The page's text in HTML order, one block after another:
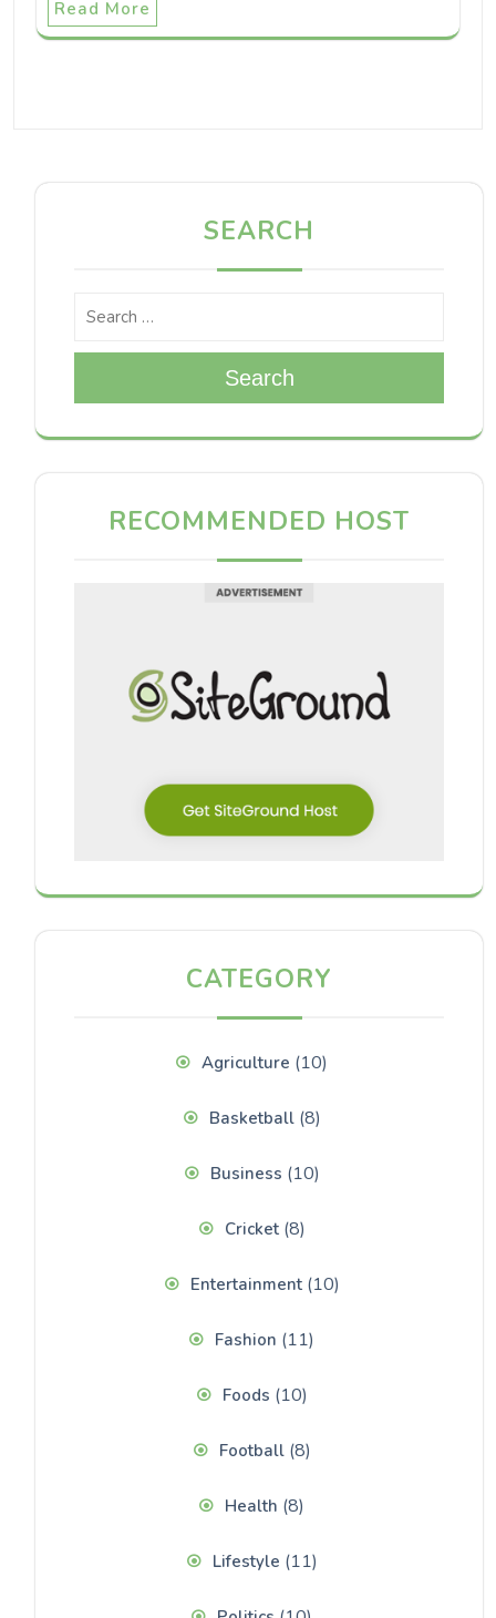
Read More
SEARCH
Search
RECOMMENDED HOST
CATEGORY
Agriculture (10)
Basketball(8)
Business (10)
Cricket(8)
Entertainment(10)
Fashion (11)
Foods (10)
Football(8)
Health (8)
Lifestyle (11)